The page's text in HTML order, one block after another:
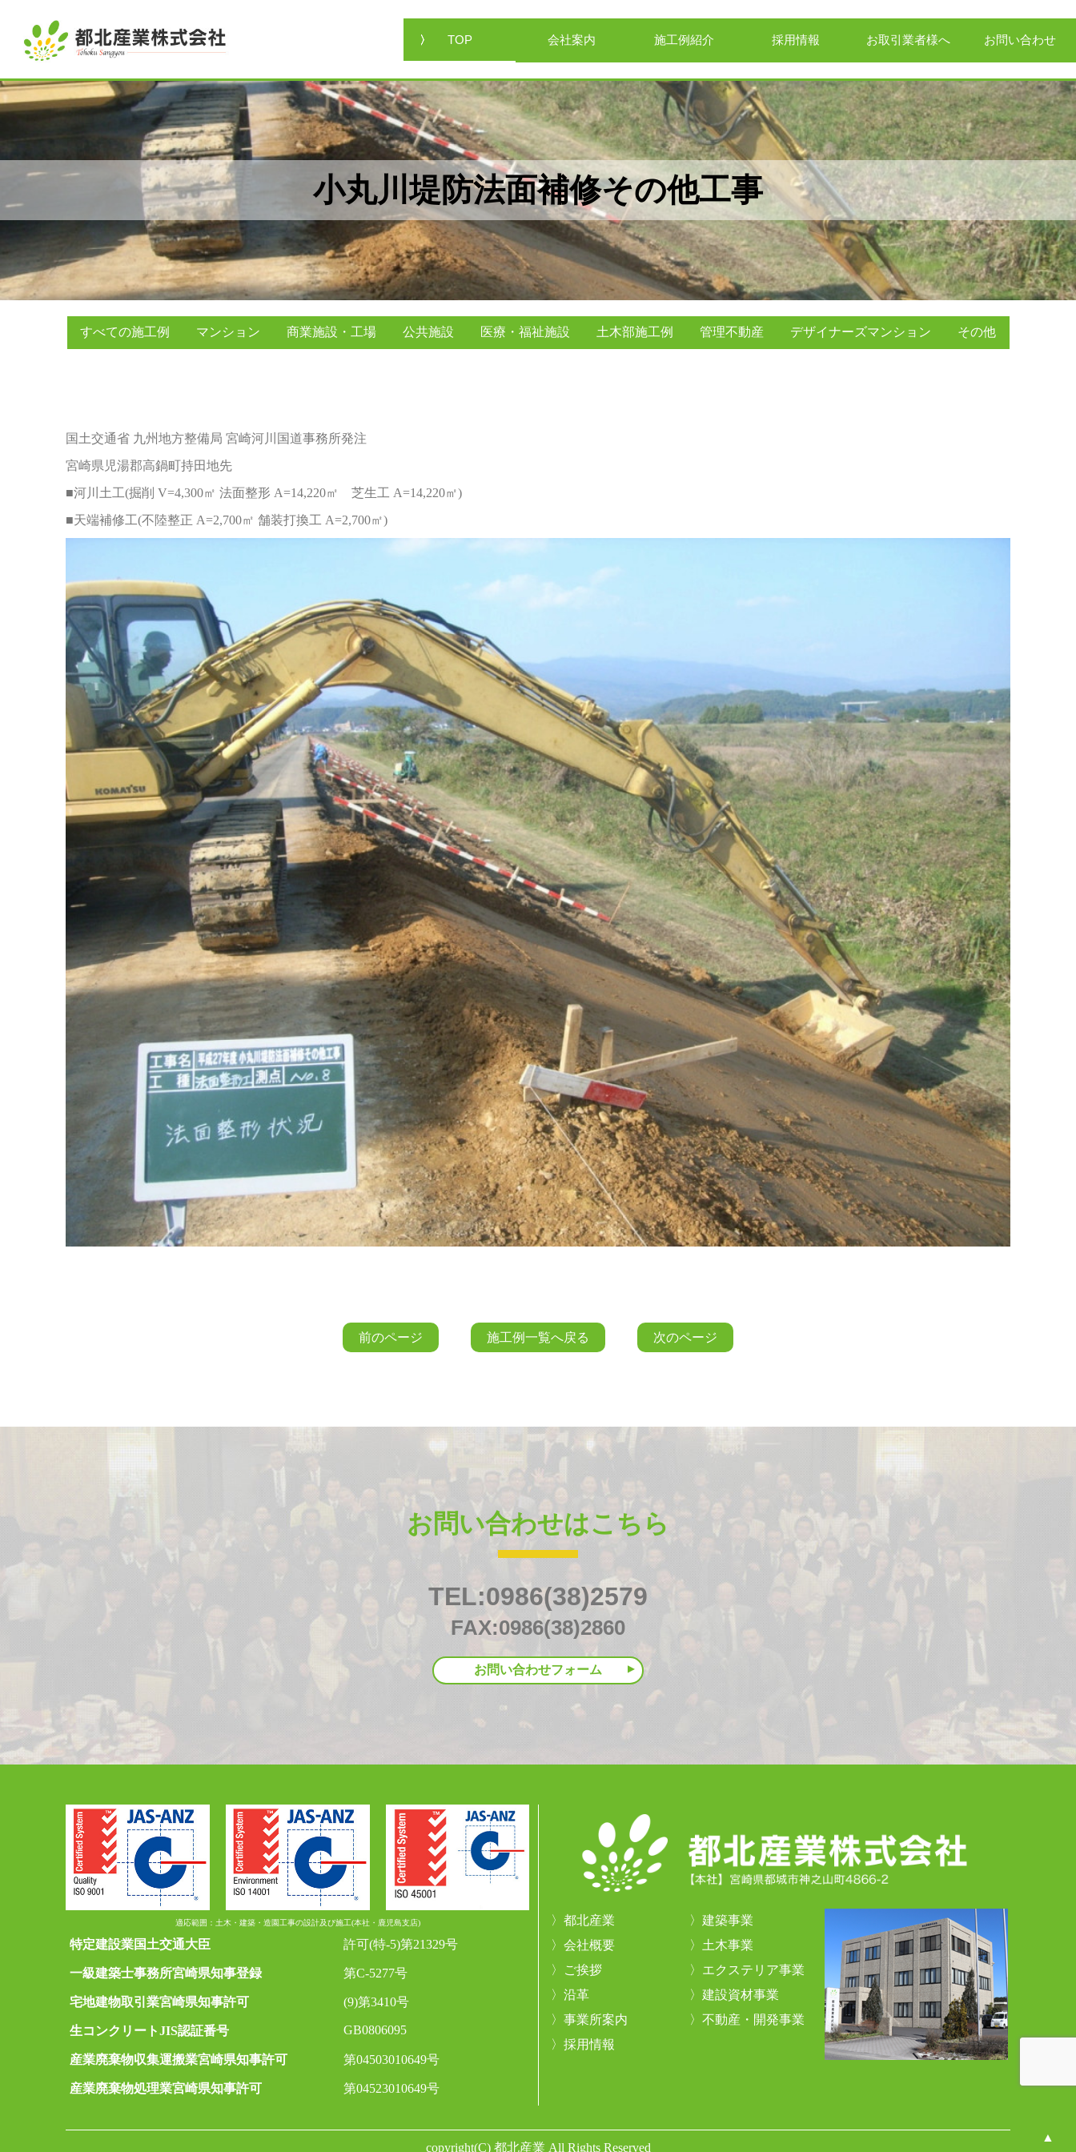
TOP 会社案内 施工例紹介 採用情報 お取引業者様へ お問い合わせ
小丸川堤防法面補修その他工事
すべての施工例 マンション 商業施設・工場 公共施設 医療・福祉施設 土木部施工例 管理不動産 デザイナーズマンション その他
国土交通省 九州地方整備局 宮崎河川国道事務所発注
宮崎県児湯郡高鍋町持田地先
■河川土工(掘削 V=4,300㎡ 法面整形 A=14,220㎡ 芝生工 A=14,220㎡)
■天端補修工(不陸整正 A=2,700㎡ 舗装打換工 A=2,700㎡)
前のページ 施工例一覧へ戻る 次のページ
お問い合わせはこちら
TEL:0986(38)2579
FAX:0986(38)2860
お問い合わせフォーム
適応範囲：土木・建築・造園工事の設計及び施工(本社・鹿児島支店)
特定建設業国土交通大臣 許可(特-5)第21329号
一級建築士事務所宮崎県知事登録 第C-5277号
宅地建物取引業宮崎県知事許可 (9)第3410号
生コンクリートJIS認証番号 GB0806095
産業廃棄物収集運搬業宮崎県知事許可 第04503010649号
産業廃棄物処理業宮崎県知事許可 第04523010649号
都北産業
建築事業
会社概要
土木事業
ご挨拶
エクステリア事業
沿革
建設資材事業
事業所案内
不動産・開発事業
採用情報
copyright(C) 都北産業 All Rights Reserved
▲